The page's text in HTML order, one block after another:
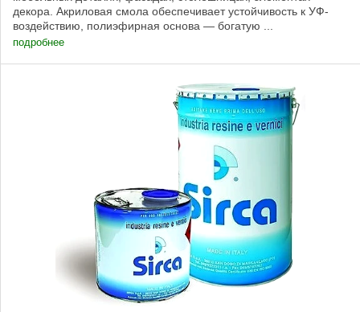
декора. Акриловая смола обеспечивает устойчивость к УФ-
воздействию, полиэфирная основа — богатую ...
подробнее